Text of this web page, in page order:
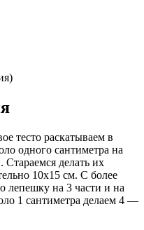
тесто раскатываем в
одного сантиметра на
делать их
10х15 см. С более
лепешку на 3 части и на
1 сантиметра делаем 4 —